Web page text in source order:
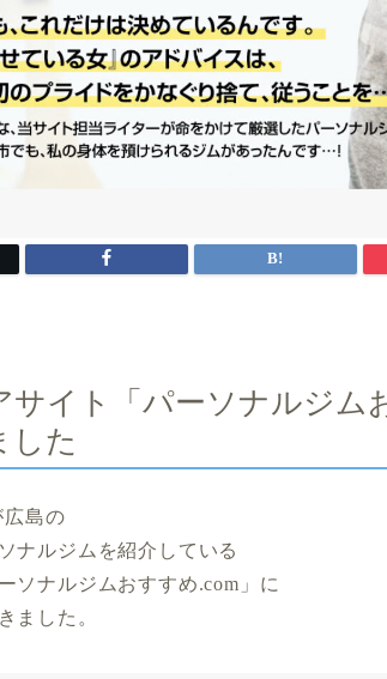
サイト「パーソナルジム
した
広島の
ナルジムを紹介している
ソナルジムおすすめ.com 」に
ました。